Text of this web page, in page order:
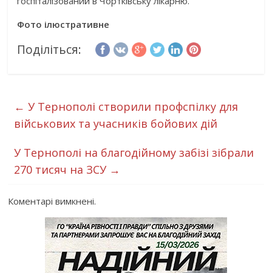
Фото ілюстративне
Поділіться:
← У Тернополі створили профспілку для
військових та учасників бойових дій
У Тернополі на благодійному забізі зібрали
270 тисяч на ЗСУ →
Коментарі вимкнені.